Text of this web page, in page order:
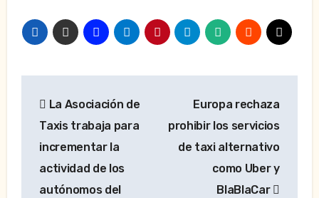
de
entradas
La Asociación de
Taxis trabaja para
incrementar la
actividad de los
autónomos del
Europa rechaza
prohibir los servicios
de taxi alternativo
como Uber y
BlaBlaCar